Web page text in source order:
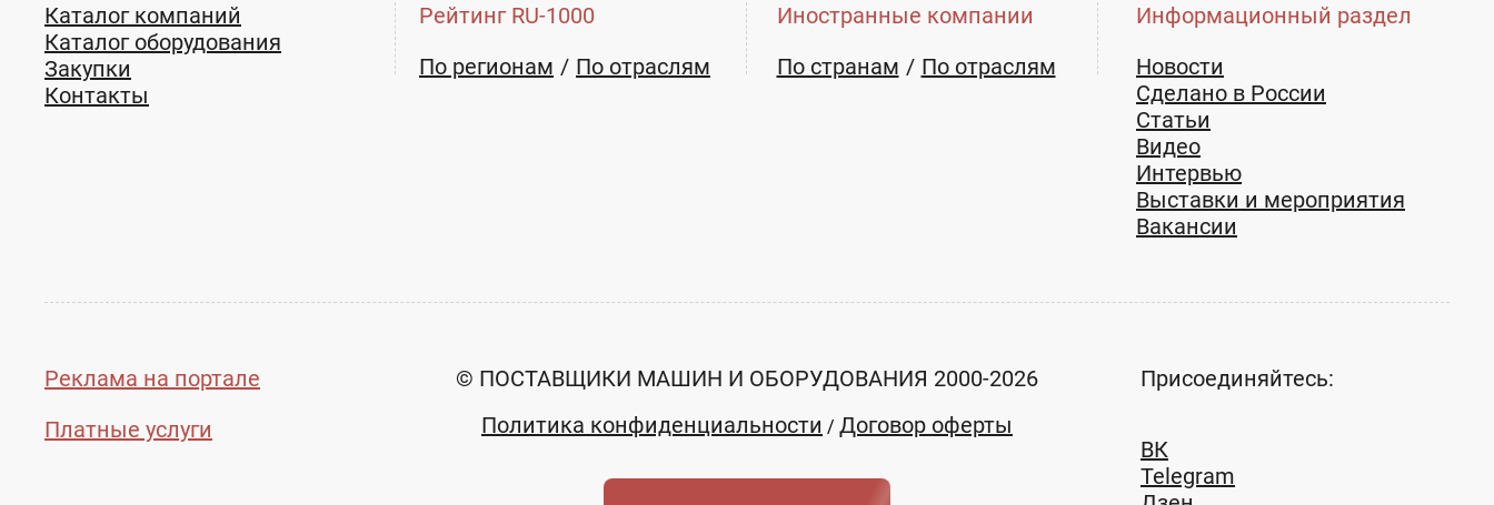
Каталог компаний
Каталог оборудования
Закупки
Контакты
Рейтинг RU-1000
По регионам
По отраслям
Иностранные компании
По странам
По отраслям
Информационный раздел
Новости
Сделано в России
Статьи
Видео
Интервью
Выставки и мероприятия
Вакансии
Реклама на портале
Платные услуги
© ПОСТАВЩИКИ МАШИН И ОБОРУДОВАНИЯ 2000-2026
Политика конфиденциальности / Договор оферты
Присоединяйтесь:
ВК
Telegram